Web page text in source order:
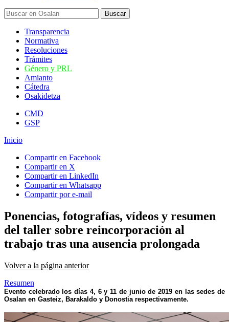
Transparencia
Normativa
Resoluciones
Trámites
Género y PRL
Amianto
Cátedra
Osakidetza
CMD
GSP
Inicio
Compartir en Facebook
Compartir en X
Compartir en LinkedIn
Compartir en Whatsapp
Compartir por e-mail
Ponencias, fotografías, vídeos y resumen
del taller sobre reincorporación al
trabajo tras una ausencia prolongada
Volver a la página anterior
Resumen
Evento celebrado los días 4, 6 y 11 de juniode 2019 en las sedes de
Osalan en Gasteiz, Barakaldo y Donostia respectivamente.